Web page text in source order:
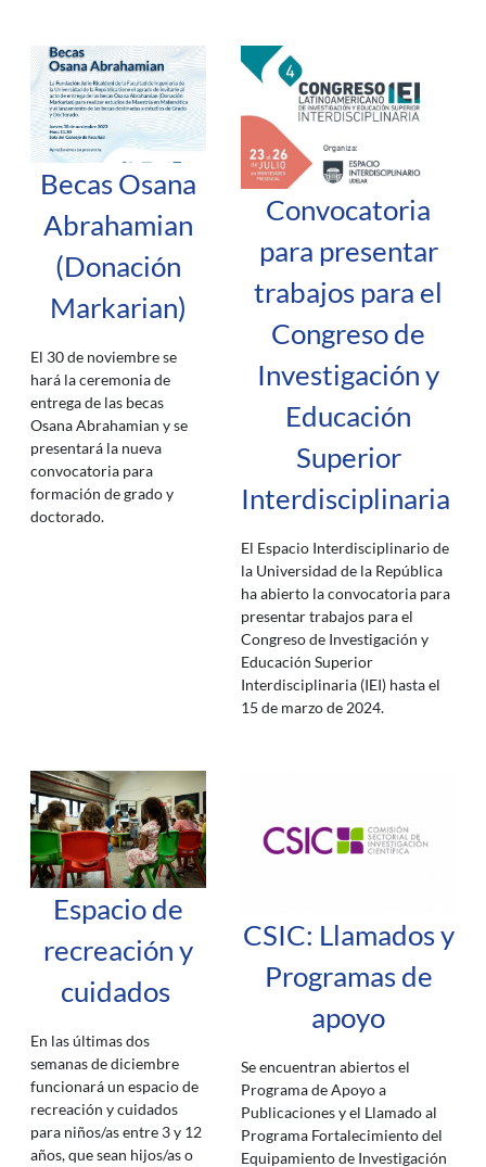
Becas Osana
Abrahamian
(Donación
Markarian)
El 30 de noviembre se
hará la ceremonia de
entrega de las becas
Osana Abrahamian y se
presentará la nueva
convocatoria para
formación de grado y
doctorado.
Convocatoria
para presentar
trabajos para el
Congreso de
Investigación y
Educación
Superior
Interdisciplinaria
El Espacio Interdisciplinario de
la Universidad de la República
ha abierto la convocatoria para
presentar trabajos para el
Congreso de Investigación y
Educación Superior
Interdisciplinaria (IEI) hasta el
15 de marzo de 2024.
Espacio de
recreación y
cuidados
En las últimas dos
semanas de diciembre
funcionará un espacio de
recreación y cuidados
para niños/as entre 3 y 12
años, que sean hijos/as o
CSIC: Llamados y
Programas de
apoyo
Se encuentran abiertos el
Programa de Apoyo a
Publicaciones y el Llamado al
Programa Fortalecimiento del
Equipamiento de Investigación